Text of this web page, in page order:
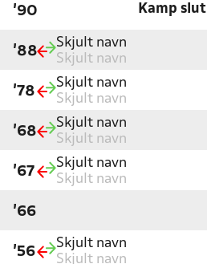
'90 Kamp slut
'88
Skjult navn
Skjult navn
'78
Skjult navn
Skjult navn
'68
Skjult navn
Skjult navn
'67
Skjult navn
Skjult navn
'66
'56
Skjult navn
Skjult navn